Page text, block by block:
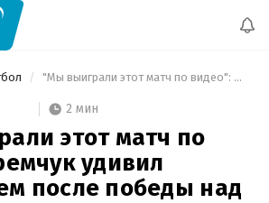
"Мы выиграли этот матч по видео": Яремчук удивил заявлением после победы над Польшей
2 мин
этот матч по
удивил
после победы над